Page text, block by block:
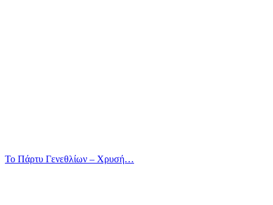
Το Πάρτυ Γενεθλίων – Χρυσή…